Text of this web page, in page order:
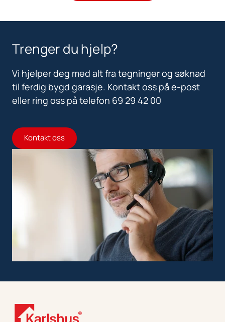
Trenger du hjelp?
Vi hjelper deg med alt fra tegninger og søknad
til ferdig bygd garasje. Kontakt oss på e-post
eller ring oss på telefon 69 29 42 00
Kontakt oss